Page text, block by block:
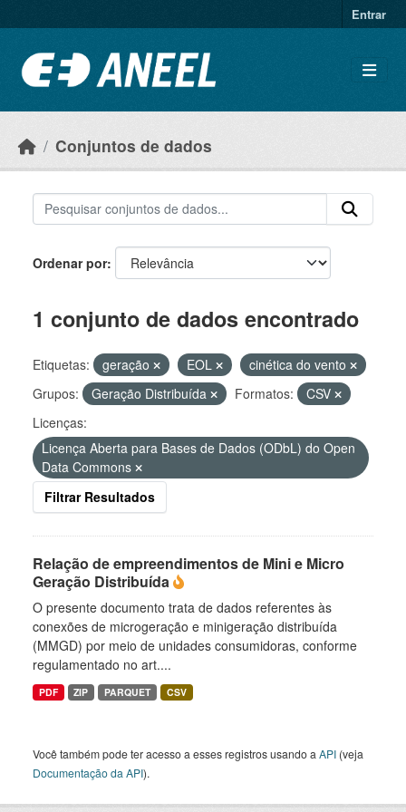
Entrar
Conjuntos de dados
Ordenar por
1 conjunto de dados encontrado
Etiquetas: geração EOL
cinética do vento
Grupos:
Geração Distribuída Formatos:
CSV
Licenças:
Licença Aberta para Bases de Dados (ODbL) do Open
Data Commons
Filtrar Resultados
Relação de empreendimentos de Mini e Micro
Geração Distribuída
O presente documento trata de dados referentes às
conexões de microgeração e minigeração distribuída
(MMGD) por meio de unidades consumidoras, conforme
regulamentado no art....
PDF ZIP PARQUET CSV
Você também pode ter acesso a esses registros usando a API (veja
Documentação da API).